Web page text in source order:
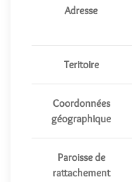
Adresse
Teritoire
Coordonnées
géographique
Paroisse de
rattachement